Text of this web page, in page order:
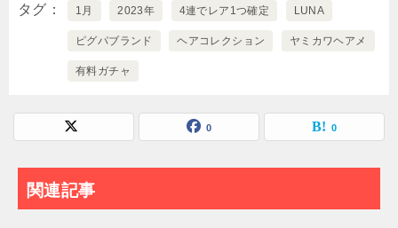
タグ 1月 2023年 4連でレア1つ確定 LUNA
ピグパブランド ヘアコレクション ヤミカワヘアメ
有料ガチャ
0 0
関連記事